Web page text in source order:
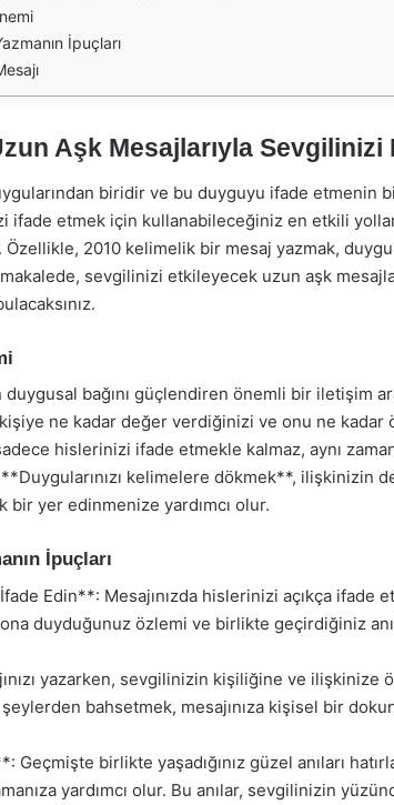
İpuçları
Aşk Mesajlarıyla Sevgilinizi
biridir ve bu duyguyu ifade etmenin
ifade etmek için kullanabileceğiniz en etkili
2010 kelimelik bir mesaj yazmak,
sevgilinizi etkileyecek uzun aşk
bağını güçlendiren önemli bir iletişim
ne kadar değer verdiğinizi ve onu ne
hislerinizi ifade etmekle kalmaz, aynı
kelimelere dökmek**, ilişkinizin
bir yer edinmenize yardımcı olur.
İpuçları
İfade Edin**: Mesajınızda hislerinizi açıkça ifade
ona duyduğunuz özlemi ve birlikte geçirdiğiniz
yazarken, sevgilinizin kişiliğine ve ilişkinize
bahsetmek, mesajınıza kişisel bir
Geçmişte birlikte yaşadığınız güzel anıları
yardımcı olur. Bu anılar, sevgilinizin